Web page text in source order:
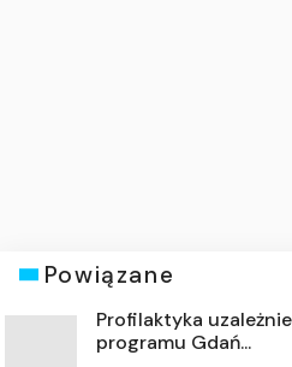
Powiązane
Profilaktyka
programu Gdań...